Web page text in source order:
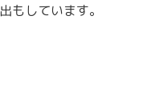
もしています。